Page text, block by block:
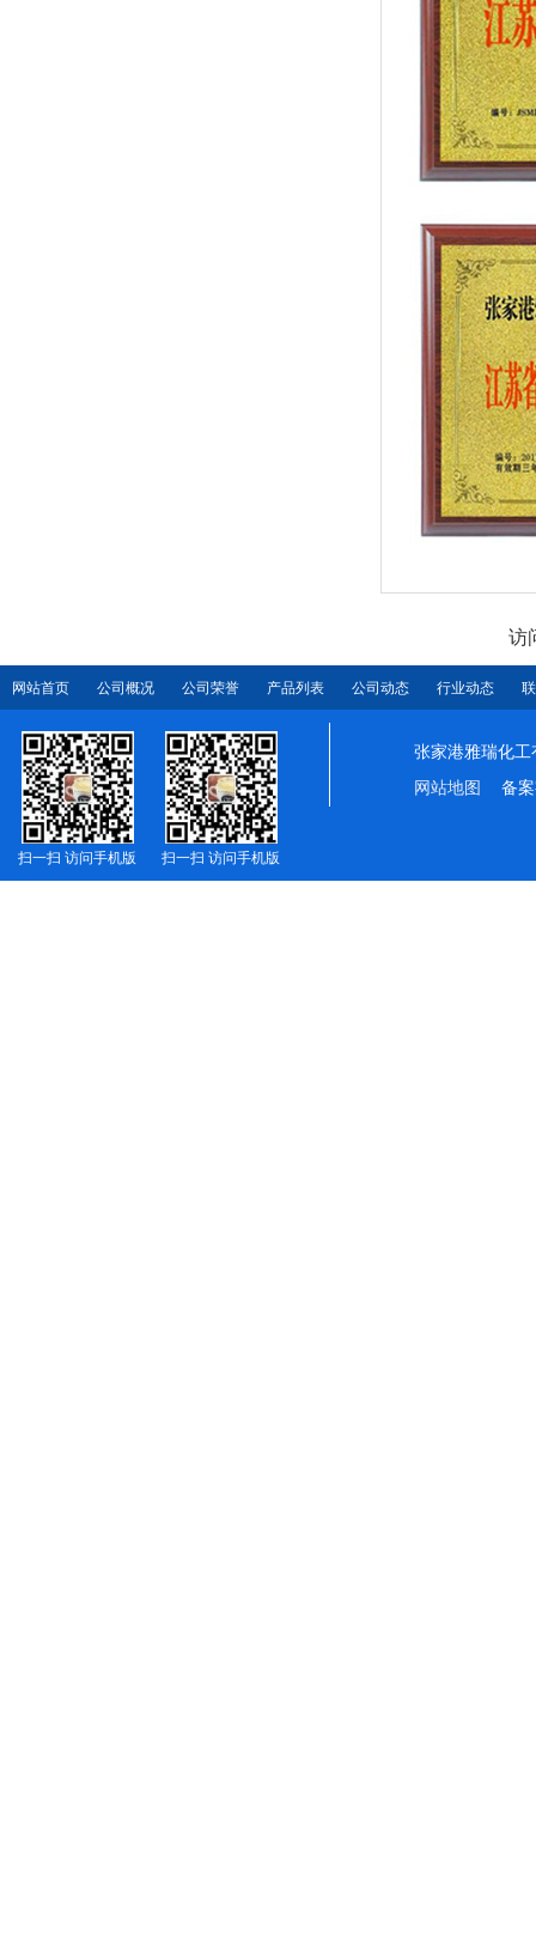
访
网站首页 公司概况 公司荣誉 产品列表 公司动态 行业动态
扫一扫 访问手机版 扫一扫 访问手机版
张家港雅瑞化工
网站地图
备